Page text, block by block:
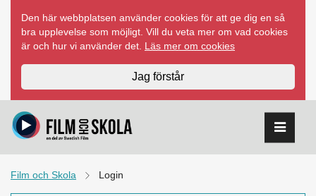
innehåll
Den här webbplatsen använder cookies för att ge dig en så
bra upplevelse som möjligt. Vill du veta mer om vad cookies
är och hur vi använder det. Läs mer om cookies
Jag förstår
Film och Skola Login